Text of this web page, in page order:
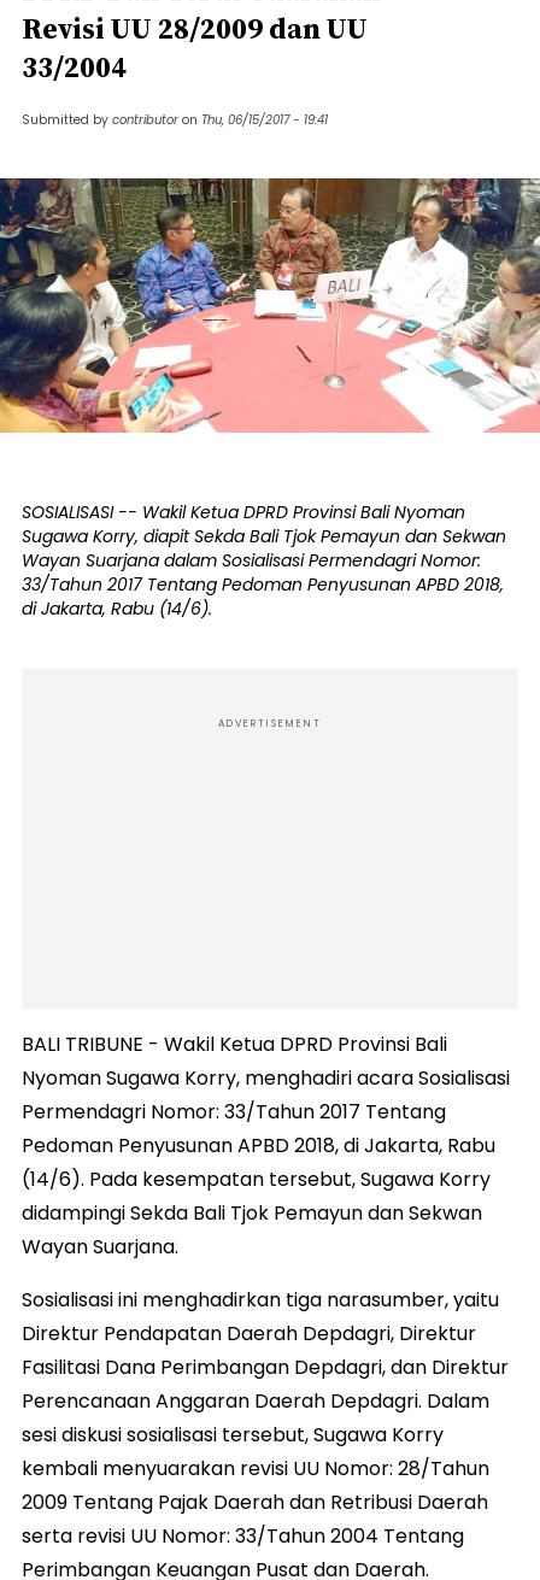
Revisi UU 28/2009 dan UU
33/2004
Submitted by contributor on Thu, 06/15/2017 - 19:41
SOSIALISASI -- Wakil Ketua DPRD Provinsi Bali Nyoman
Sugawa Korry, diapit Sekda Bali Tjok Pemayun dan Sekwan
Wayan Suarjana dalam Sosialisasi Permendagri Nomor:
33/Tahun 2017 Tentang Pedoman Penyusunan APBD 2018,
di Jakarta, Rabu (14/6).
ADVERTISEMENT
BALI TRIBUNE - Wakil Ketua DPRD Provinsi Bali
Nyoman Sugawa Korry, menghadiri acara Sosialisasi
Permendagri Nomor: 33/Tahun 2017 Tentang
Pedoman Penyusunan APBD 2018, di Jakarta, Rabu
(14/6). Pada kesempatan tersebut, Sugawa Korry
didampingi Sekda Bali Tjok Pemayun dan Sekwan
Wayan Suarjana.
Sosialisasi ini menghadirkan tiga narasumber, yaitu
Direktur Pendapatan Daerah Depdagri, Direktur
Fasilitasi Dana Perimbangan Depdagri, dan Direktur
Perencanaan Anggaran Daerah Depdagri. Dalam
sesi diskusi sosialisasi tersebut, Sugawa Korry
kembali menyuarakan revisi UU Nomor: 28/Tahun
2009 Tentang Pajak Daerah dan Retribusi Daerah
serta revisi UU Nomor: 33/Tahun 2004 Tentang
Perimbangan Keuangan Pusat dan Daerah.